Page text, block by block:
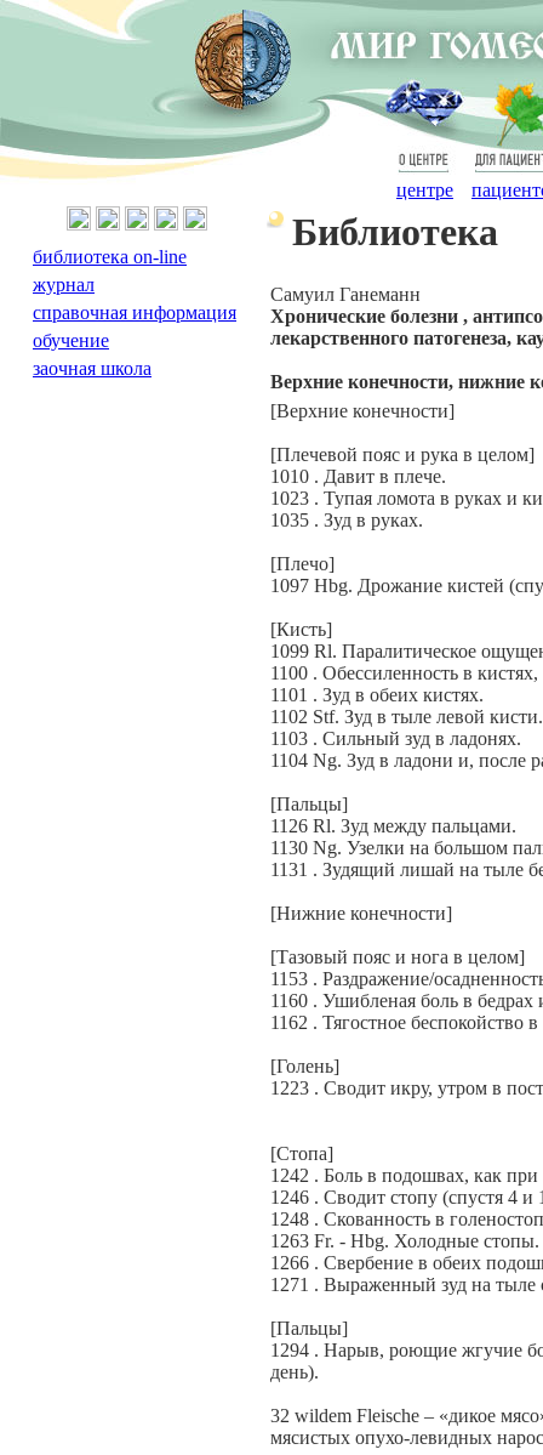
О
центре
Для
Библиотека
Самуил Ганеманн
Хронические болезни ,
лекарственного патогенеза,
Верхние конечности, нижние
[Верхние конечности]
[Плечевой пояс и рука в целом]
1010 . Давит в плече.
1023 . Тупая ломота в руках и
1035 . Зуд в руках.
[Плечо]
1097 Hbg. Дрожание кистей
[Кисть]
1099 Rl. Паралитическое
1100 . Обессиленность в
1101 . Зуд в обеих кистях.
1102 Stf. Зуд в тыле левой кисти.
1103 . Сильный зуд в ладонях.
1104 Ng. Зуд в ладони и, после
[Пальцы]
1126 Rl. Зуд между пальцами.
1130 Ng. Узелки на большом
1131 . Зудящий лишай на тыле
[Нижние конечности]
[Тазовый пояс и нога в целом]
1153 . Раздражение/
1160 . Ушибленая боль в бедрах
1162 . Тягостное беспокойство
[Голень]
1223 . Сводит икру, утром в
[Стопа]
1242 . Боль в подошвах, как
1246 . Сводит стопу (спустя 4 и
1248 . Скованность в
1263 Fr. - Hbg. Холодные стопы.
1266 . Свербение в обеих
1271 . Выраженный зуд на тыле
[Пальцы]
1294 . Нарыв, роющие жгучие
день).
32 wildem Fleische – «дикое
мясистых опухо-левидных
библиотека on-line
журнал
справочная информация
обучение
заочная школа